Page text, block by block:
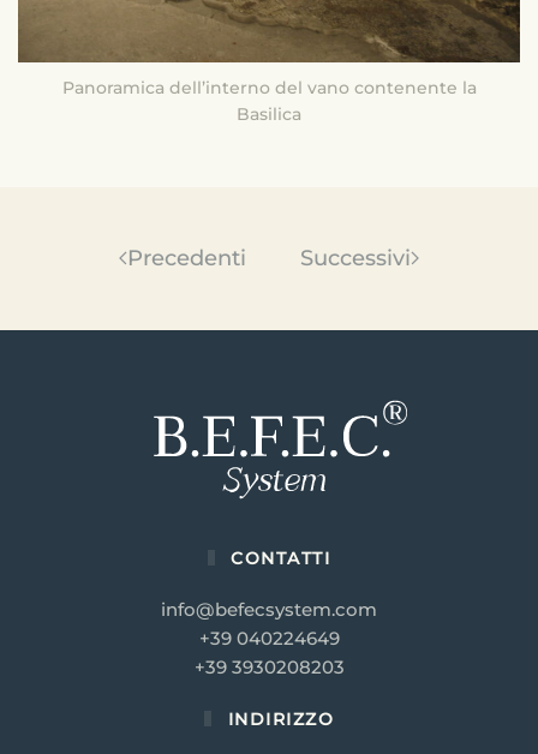
Panoramica dell’interno del vano contenente la
Basilica
Precedenti Successivi
INDIRIZZO
CONTATTI
info@befecsystem.com
+39 040224649
+39 3930208203